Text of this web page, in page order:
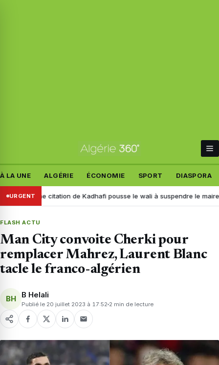
À LA UNE ALGÉRIE ÉCONOMIE SPORT DIASPORA
URGENT
Une citation de Kadhafi pousse le wali à suspendre le maire d’une
FLASH ACTU
Man City convoite Cherki pour
remplacer Mahrez, Laurent Blanc
tacle le franco-algérien
BH B Helali
Publié le 20 juillet 2023 à 17:52 2 min de lecture